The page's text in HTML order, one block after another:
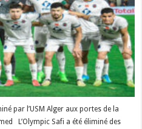
par l’USM Alger aux portes de la
L’Olympic Safi a été éliminé des